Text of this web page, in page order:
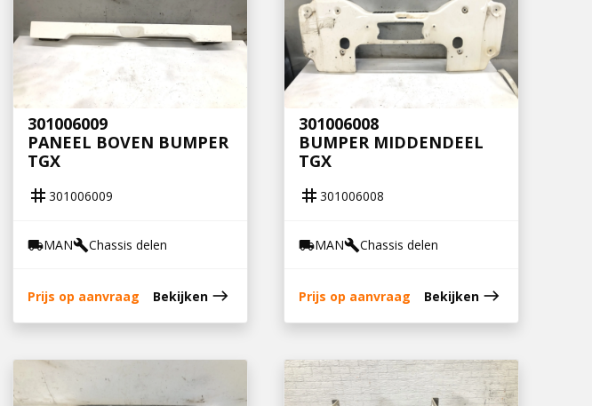
301006009
PANEEL BOVEN BUMPER
TGX
tag 301006009
local_shippingMANbuildChassis delen
Prijs op aanvraag Bekijken east
301006008
BUMPER MIDDENDEEL
TGX
tag 301006008
local_shippingMANbuildChassis delen
Prijs op aanvraag Bekijken east